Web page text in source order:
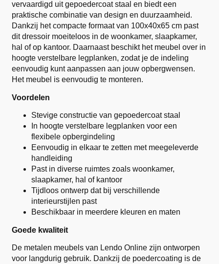
vervaardigd uit gepoedercoat staal en biedt een
praktische combinatie van design en duurzaamheid.
Dankzij het compacte formaat van 100x40x65 cm past
dit dressoir moeiteloos in de woonkamer, slaapkamer,
hal of op kantoor. Daarnaast beschikt het meubel over in
hoogte verstelbare legplanken, zodat je de indeling
eenvoudig kunt aanpassen aan jouw opbergwensen.
Het meubel is eenvoudig te monteren.
Voordelen
Stevige constructie van gepoedercoat staal
In hoogte verstelbare legplanken voor een
flexibele opbergindeling
Eenvoudig in elkaar te zetten met meegeleverde
handleiding
Past in diverse ruimtes zoals woonkamer,
slaapkamer, hal of kantoor
Tijdloos ontwerp dat bij verschillende
interieurstijlen past
Beschikbaar in meerdere kleuren en maten
Goede kwaliteit
De metalen meubels van Lendo Online zijn ontworpen
voor langdurig gebruik. Dankzij de poedercoating is de